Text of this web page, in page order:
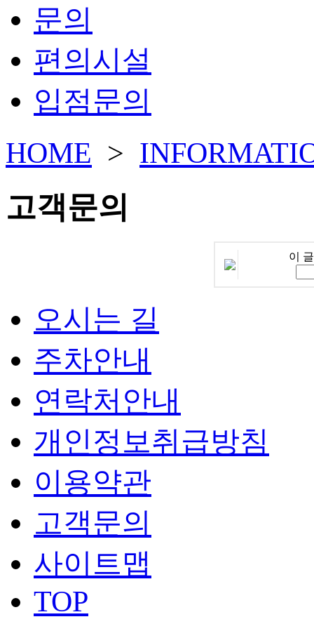
문의
편의시설
입점문의
HOME >
고객문의
이
오시는 길
주차안내
연락처안내
개인정보취급방침
이용약관
고객문의
사이트맵
TOP